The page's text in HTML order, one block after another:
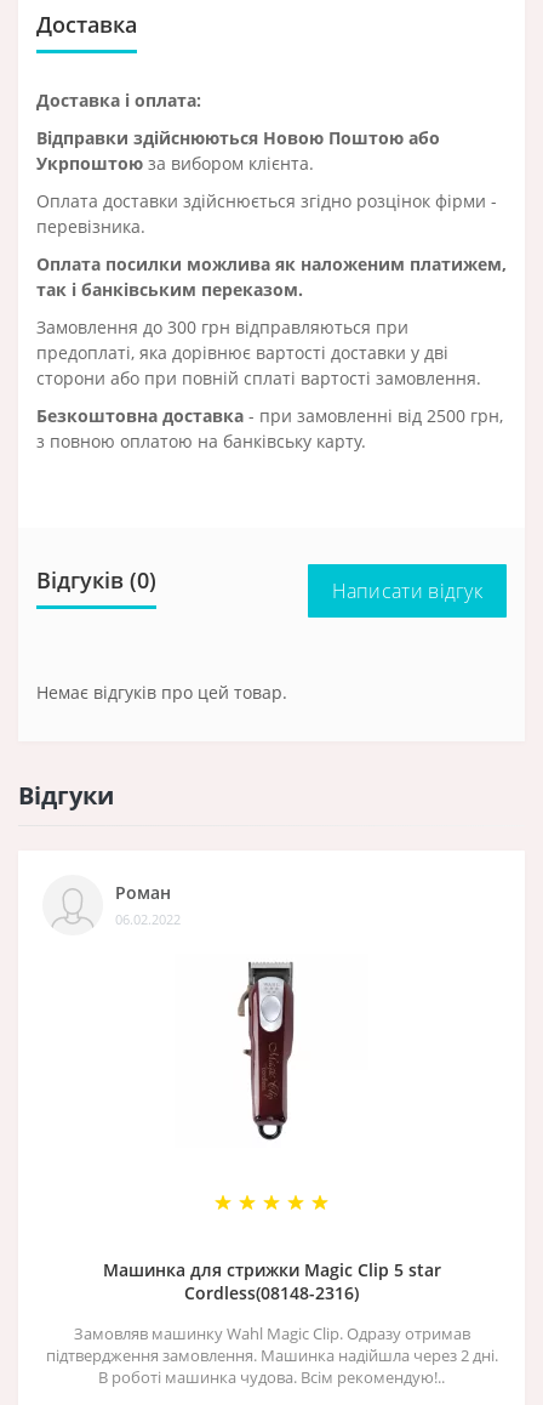
Доставка
Доставка і оплата:
Відправки здійснюються Новою Поштою або
Укрпоштою за вибором клієнта.
Оплата доставки здійснюється згідно розцінок фірми -
перевізника.
Оплата посилки можлива як наложеним платижем,
так і банківським переказом.
Замовлення до 300 грн відправляються при
предоплаті, яка дорівнює вартості доставки у дві
сторони або при повній сплаті вартості замовлення.
Безкоштовна доставка - при замовленні від 2500 грн,
з повною оплатою на банківську карту.
Відгуків (0) Написати відгук
Немає відгуків про цей товар.
Відгуки
Роман
06.02.2022
Машинка для стрижки Magic Clip 5 star
Cordless(08148-2316)
Замовляв машинку Wahl Magic Clip. Одразу отримав
підтвердження замовлення. Машинка надійшла через 2 дні.
В роботі машинка чудова. Всім рекомендую!..